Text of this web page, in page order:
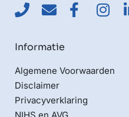
Informatie
Algemene Voorwaarden
Disclaimer
Privacyverklaring
NIHS en AVG